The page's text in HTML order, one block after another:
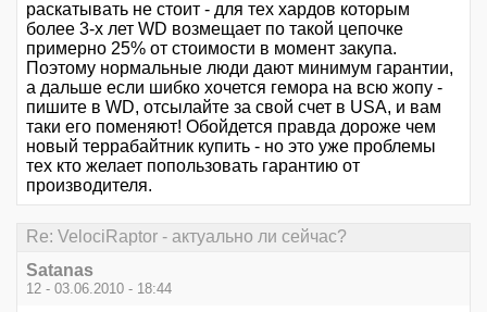
раскатывать не стоит - для тех хардов которым
более 3-х лет WD возмещает по такой цепочке
примерно 25% от стоимости в момент закупа.
Поэтому нормальные люди дают минимум гарантии,
а дальше если шибко хочется гемора на всю жопу -
пишите в WD, отсылайте за свой счет в USA, и вам
таки его поменяют! Обойдется правда дороже чем
новый террабайтник купить - но это уже проблемы
тех кто желает попользовать гарантию от
производителя.
Re: VelociRaptor - актуально ли сейчас?
Satanas
12 - 03.06.2010 - 18:44